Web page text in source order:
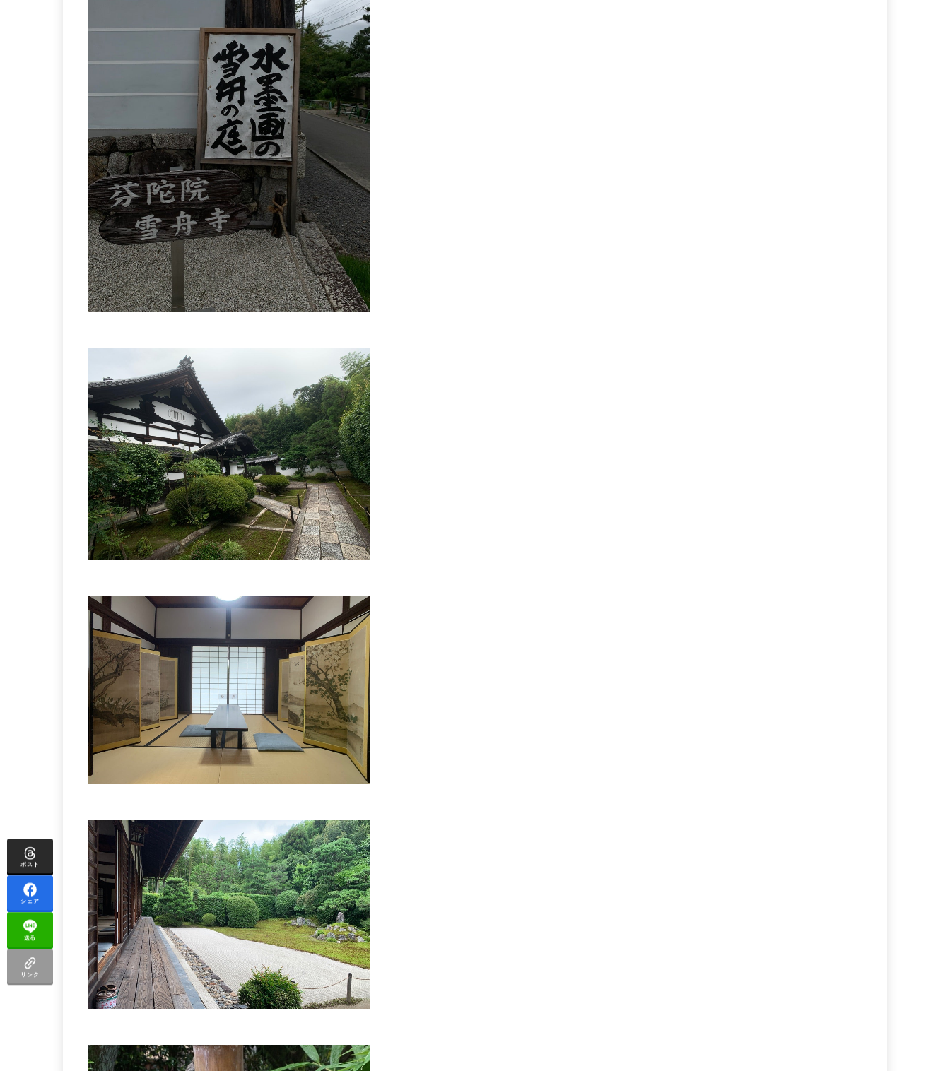
ポスト
シェア
送る
リンク